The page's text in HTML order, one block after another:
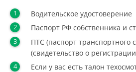
Водительское удостоверение
Паспорт РФ собственника и
ПТС (паспорт транспортного
(свидетельство о
Если у вас есть талон